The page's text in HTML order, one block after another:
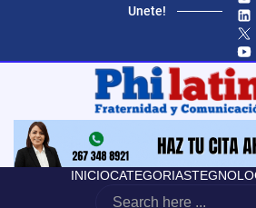
Unete!
INICIOCATEGORIAS